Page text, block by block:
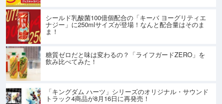
シールド乳酸菌100億個配合の「キーバ ヨーグリティエ
ナジー」に250mlサイズが登場！なんと配合量はそのま
ま！
糖質ゼロだと味は変わるの？「ライフガードZERO」を
飲み比べてみた！
「キングダム ハーツ」シリーズのオリジナル・サウンド
トラック4商品が8月16日に再発売！